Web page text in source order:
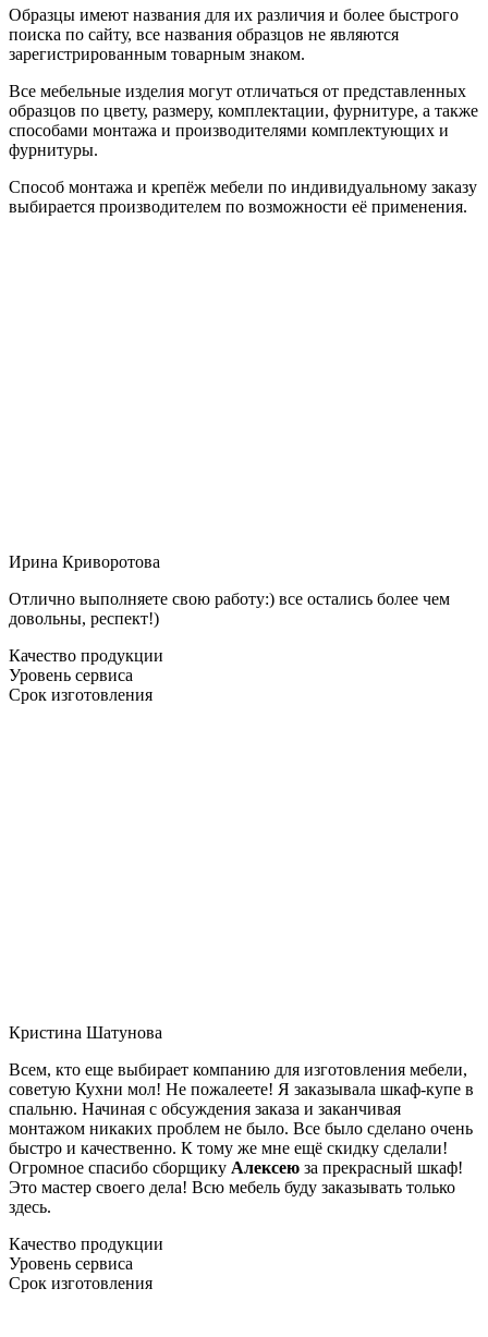
Образцы имеют названия для их различия и более быстрого
поиска по сайту, все названия образцов не являются
зарегистрированным товарным знаком.
Все мебельные изделия могут отличаться от представленных
образцов по цвету, размеру, комплектации, фурнитуре, а также
способами монтажа и производителями комплектующих и
фурнитуры.
Способ монтажа и крепёж мебели по индивидуальному заказу
выбирается производителем по возможности её применения.
Ирина Криворотова
Отлично выполняете свою работу:) все остались более чем
довольны, респект!)
Качество продукции
Уровень сервиса
Срок изготовления
Кристина Шатунова
Всем, кто еще выбирает компанию для изготовления мебели,
советую Кухни мол! Не пожалеете! Я заказывала шкаф-купе в
спальню. Начиная с обсуждения заказа и заканчивая
монтажом никаких проблем не было. Все было сделано очень
быстро и качественно. К тому же мне ещё скидку сделали!
Огромное спасибо сборщику Алексею за прекрасный шкаф!
Это мастер своего дела! Всю мебель буду заказывать только
здесь.
Качество продукции
Уровень сервиса
Срок изготовления